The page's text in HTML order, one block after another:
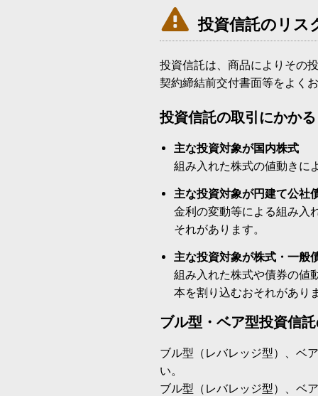
 投資信託のリス
投資信託は、商品によりその
契約締結前交付書面等をよく
投資信託の取引にかか
主な投資対象が国内株式
組み入れた株式の値動きに
主な投資対象が円建て公社
金利の変動等による組み入
それがあります。
主な投資対象が株式・一般
組み入れた株式や債券の値
本を割り込むおそれがあり
ブル型・ベア型投資信
ブル型（レバレッジ型）、ベ
い。
ブル型（レバレッジ型）、ベ